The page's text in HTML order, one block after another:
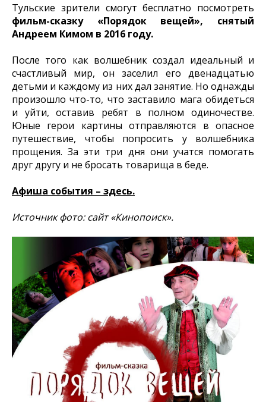
Тульские зрители смогут бесплатно посмотреть
фильм-сказку «Порядок вещей», снятый
Андреем Кимом в 2016 году.
После того как волшебник создал идеальный и
счастливый мир, он заселил его двенадцатью
детьми и каждому из них дал занятие. Но однажды
произошло что-то, что заставило мага обидеться
и уйти, оставив ребят в полном одиночестве.
Юные герои картины отправляются в опасное
путешествие, чтобы попросить у волшебника
прощения. За эти три дня они учатся помогать
друг другу и не бросать товарища в беде.
Афиша события – здесь.
Источник фото: сайт «Кинопоиск».